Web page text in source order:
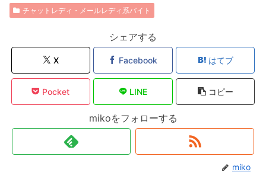
チャットレディ・メールレディ系バイト
シェアする
X Facebook はてブ
Pocket LINE コピー
mikoをフォローする
miko